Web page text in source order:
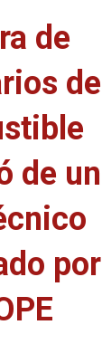
de
del
de un
por